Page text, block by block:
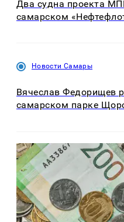
Два судна проекта
самарском
Новости Самары
Вячеслав Федорищев
самарском парке